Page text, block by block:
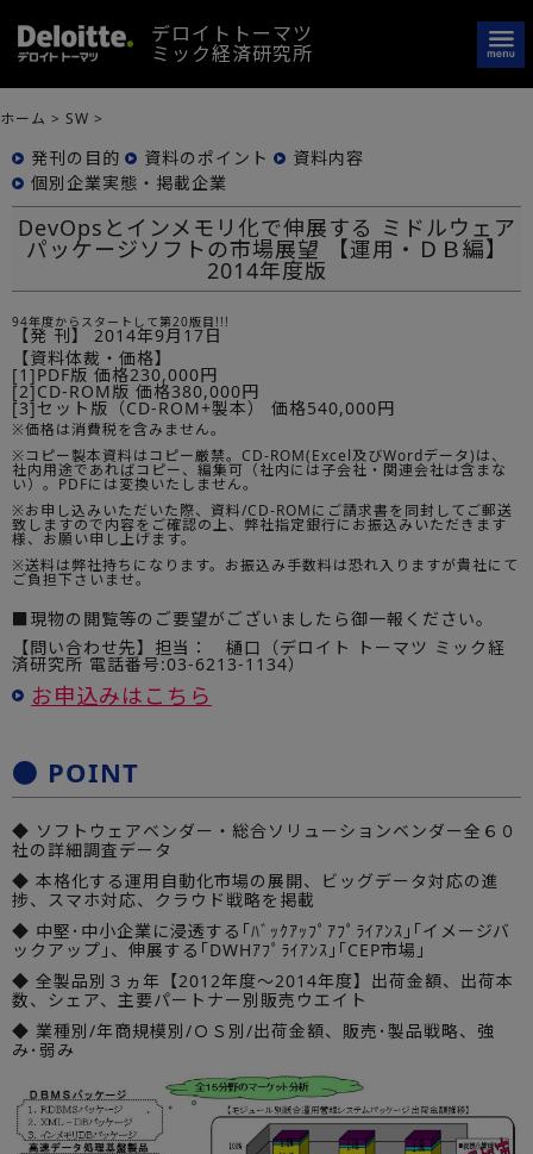
デロイトトーマツ
ミック経済研究所
ホーム > SW >
発刊の目的 資料のポイント
資料内容
個別企業実態・掲載企業
DevOpsとインメモリ化で伸展する ミドルウェア
パッケージソフトの市場展望 【運用・ＤＢ編】
2014年度版
94年度からスタートして第20版目!!!
【発 刊】
2014年9月17日
【資料体裁・価格】
[1]PDF版 価格230,000円
[2]CD-ROM版 価格380,000円
[3]セット版（CD-ROM+製本） 価格540,000円
※価格は消費税を含みません。
※コピー製本資料はコピー厳禁。CD-ROM(Excel及びWordデータ)は、
社内用途であればコピー、編集可（社内には子会社・関連会社は含まな
い）。PDFには変換いたしません。
※お申し込みいただいた際、資料/CD-ROMにご請求書を同封してご郵送
致しますので内容をご確認の上、弊社指定銀行にお振込みいただきます
様、お願い申し上げます。
※送料は弊社持ちになります。お振込み手数料は恐れ入りますが貴社にて
ご負担下さいませ。
■現物の閲覧等のご要望がございましたら御一報ください。
【問い合わせ先】担当： 樋口（デロイト トーマツ ミック経
済研究所 電話番号:03-6213-1134）
お申込みはこちら
● POINT
◆ ソフトウェアベンダー・総合ソリューションベンダー全６０
社の詳細調査データ
◆ 本格化する運用自動化市場の展開、ビッグデータ対応の進
捗、スマホ対応、クラウド戦略を掲載
◆ 中堅･中小企業に浸透する｢ﾊﾞｯｸｱｯﾌﾟｱﾌﾟﾗｲｱﾝｽ｣｢イメージバ
ックアップ｣、伸展する｢DWHｱﾌﾟﾗｲｱﾝｽ｣｢CEP市場｣
◆ 全製品別３ヵ年【2012年度～2014年度】出荷金額、出荷本
数、シェア、主要パートナー別販売ウエイト
◆ 業種別/年商規模別/ＯＳ別/出荷金額、販売･製品戦略、強
み･弱み